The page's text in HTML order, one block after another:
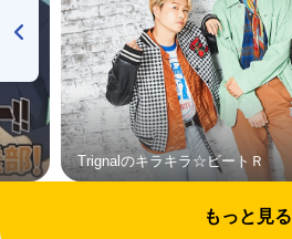
Trignalのキラキラ☆ビートＲ
もっと見る